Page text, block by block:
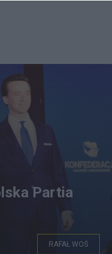
Partia
RAFAŁ WOŚ